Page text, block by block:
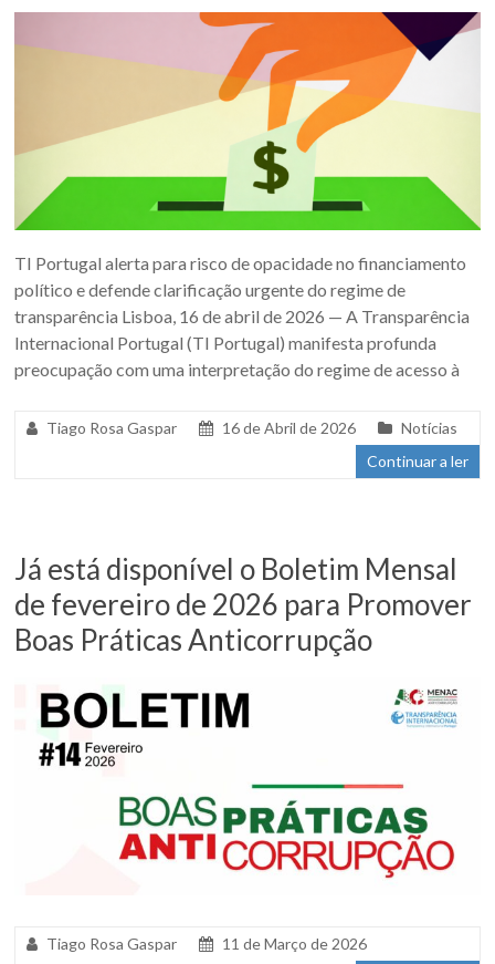
TI Portugal alerta para risco de opacidade no financiamento
político e defende clarificação urgente do regime de
transparência Lisboa, 16 de abril de 2026 — A Transparência
Internacional Portugal (TI Portugal) manifesta profunda
preocupação com uma interpretação do regime de acesso à
Tiago Rosa Gaspar 16 de Abril de 2026
Notícias
Continuar a ler
Já está disponível o Boletim Mensal
de fevereiro de 2026 para Promover
Boas Práticas Anticorrupção
Tiago Rosa Gaspar
11 de Março de 2026